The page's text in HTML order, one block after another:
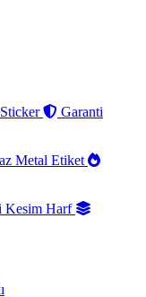
Garanti
Metal Etiket
Kesim Harf